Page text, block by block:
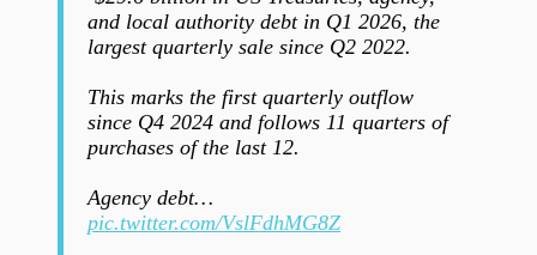
and local authority debt in Q1 2026, the
largest quarterly sale since Q2 2022.
This marks the first quarterly outflow
since Q4 2024 and follows 11 quarters of
purchases of the last 12.
Agency debt…
pic.twitter.com/VslFdhMG8Z